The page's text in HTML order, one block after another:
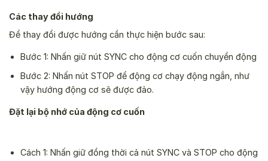
Các thay đổi hướng
Để thay đổi được hướng cần thực hiện bước sau:
Bước 1: Nhấn giữ nút SYNC cho động cơ cuốn chuyển động
Bước 2: Nhấn nút STOP để động cơ chạy động ngắn, như
vậy hướng động cơ sẽ được đảo.
Đặt lại bộ nhớ của động cơ cuốn
Cách 1: Nhấn giữ đồng thời cả nút SYNC và STOP cho động